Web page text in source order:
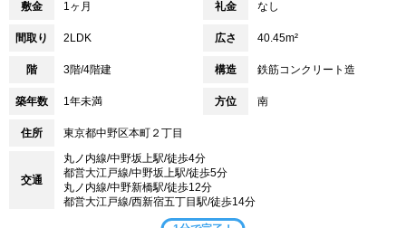
敷金 1ヶ月 礼金 なし
間取り 2LDK 広さ 40.45m²
階 3階/4階建 構造 鉄筋コンクリート造
築年数 1年未満 方位 南
住所 東京都中野区本町２丁目
交通
丸ノ内線/中野坂上駅/徒歩4分
都営大江戸線/中野坂上駅/徒歩5分
丸ノ内線/中野新橋駅/徒歩12分
都営大江戸線/西新宿五丁目駅/徒歩14分